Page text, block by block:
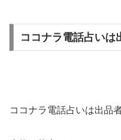
ココナラ電話占いは
ココナラ電話占いは出品